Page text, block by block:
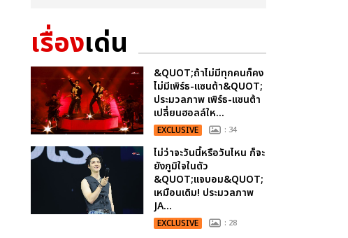
เรื่องเด่น
&QUOT;ถ้าไม่มีทุกคนก็คง
ไม่มีเพิร์ธ-แซนต้า&QUOT;
ประมวลภาพ เพิร์ธ-แซนต้า
เปลี่ยนฮอลล์ให...
EXCLUSIVE : 34
ไม่ว่าจะวันนี้หรือวันไหน ก็จะ
ยังภูมิใจในตัว
&QUOT;แจบอม&QUOT;
เหมือนเดิม! ประมวลภาพ
JA...
EXCLUSIVE : 28